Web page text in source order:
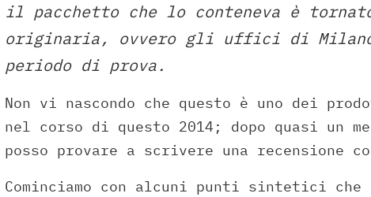
il pacchetto che lo conteneva è
originaria, ovvero gli uffici di
periodo di prova.
Non vi nascondo che questo è uno dei
nel corso di questo 2014; dopo quasi un
posso provare a scrivere una recensione
Cominciamo con alcuni punti sintetici